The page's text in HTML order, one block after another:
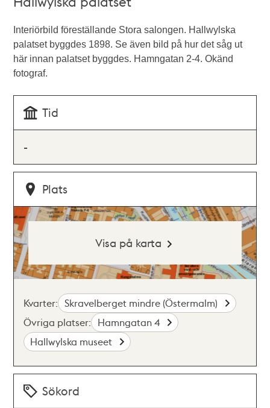
Interiörbild föreställande Stora salongen. Hallwylska
palatset byggdes 1898. Se även bild på hur det såg ut
här innan palatset byggdes. Hamngatan 2-4. Okänd
fotograf.
Tid
-
Plats
Visa på karta
Kvarter: Skravelberget mindre (Östermalm)
Övriga platser: Hamngatan 4
Hallwylska museet
Sökord